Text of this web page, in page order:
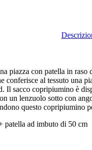
piazza con patella in
conferisce al tessuto una
Il sacco copripiumino è
un lenzuolo sotto con
questo copripiumino
patella ad imbuto di 50 cm